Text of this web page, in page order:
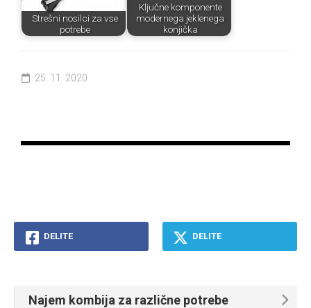
Strešni nosilci za vse
potrebe
Ključne komponente
modernega jeklenega
konjička
25. 11. 2020
DELITE DELITE
Najem kombija za različne potrebe